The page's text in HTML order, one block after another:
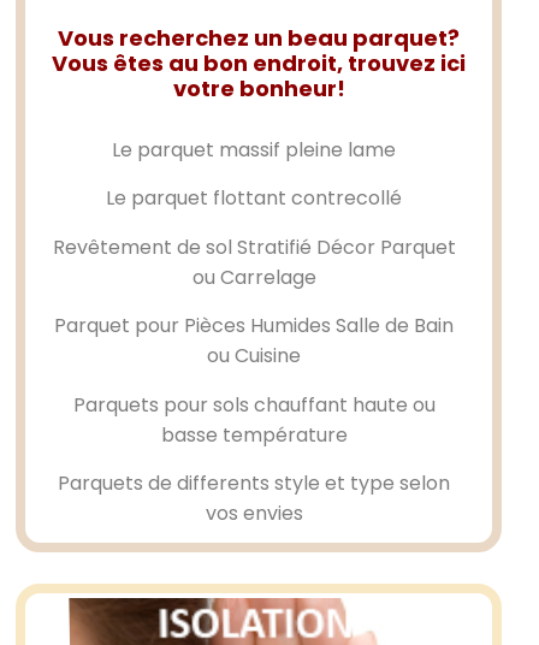
Vous recherchez un beau parquet?
Vous êtes au bon endroit, trouvez ici
votre bonheur!
Le parquet massif pleine lame
Le parquet flottant contrecollé
Revêtement de sol Stratifié Décor Parquet
ou Carrelage
Parquet pour Pièces Humides Salle de Bain
ou Cuisine
Parquets pour sols chauffant haute ou
basse température
Parquets de differents style et type selon
vos envies